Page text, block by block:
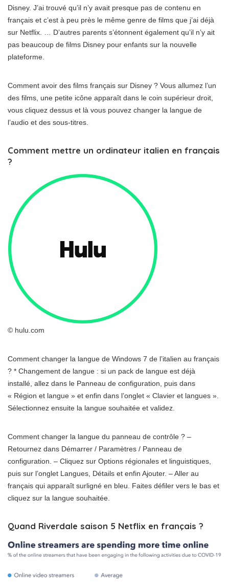
Disney. J’ai trouvé qu’il n’y avait presque pas de contenu en
français et c’est à peu près le même genre de films que j’ai déjà
sur Netflix. … D’autres parents s’étonnent également qu’il n’y ait
pas beaucoup de films Disney pour enfants sur la nouvelle
plateforme.
Comment avoir des films français sur Disney ? Vous allumez l’un
des films, une petite icône apparaît dans le coin supérieur droit,
vous cliquez dessus et là vous pouvez changer la langue de
l’audio et des sous-titres.
Comment mettre un ordinateur italien en français
?
© hulu.com
Comment changer la langue de Windows 7 de l’italien au français
? * Changement de langue : si un pack de langue est déjà
installé, allez dans le Panneau de configuration, puis dans
« Région et langue » et enfin dans l’onglet « Clavier et langues ».
Sélectionnez ensuite la langue souhaitée et validez.
Comment changer la langue du panneau de contrôle ? –
Retournez dans Démarrer / Paramètres / Panneau de
configuration. – Cliquez sur Options régionales et linguistiques,
puis sur l’onglet Langues, Détails et enfin Ajouter. – Aller au
français qui apparaît surligné en bleu. Faites défiler vers le bas et
cliquez sur la langue souhaitée.
Quand Riverdale saison 5 Netflix en français ?